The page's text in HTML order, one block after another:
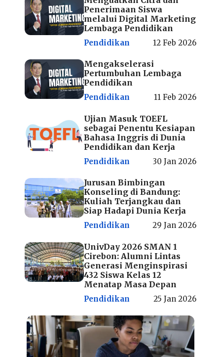
Penerimaan Siswa
melalui Digital Marketing
Lembaga Pendidikan
Pendidikan 12 Feb 2026
Mengakselerasi
Pertumbuhan Lembaga
Pendidikan
Pendidikan 11 Feb 2026
Ujian Masuk TOEFL
sebagai Penentu Kesiapan
Bahasa Inggris di Dunia
Pendidikan dan Kerja
Pendidikan 30 Jan 2026
Jurusan Bimbingan
Konseling di Bandung:
Kuliah Terjangkau dan
Siap Hadapi Dunia Kerja
Pendidikan 29 Jan 2026
UnivDay 2026 SMAN 1
Cirebon: Alumni Lintas
Generasi Menginspirasi
432 Siswa Kelas 12
Menatap Masa Depan
Pendidikan 25 Jan 2026